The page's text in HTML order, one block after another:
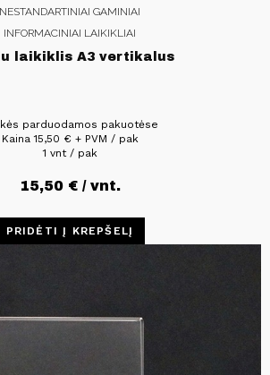
NESTANDARTINIAI GAMINIAI
INFORMACINIAI LAIKIKLIAI
laikiklis A3 vertikalus
parduodamos pakuotėse
Kaina15,50 €+ PVM / pak
1 vnt / pak
15,50 €/ vnt.
PRIDĖTI Į KREPŠELĮ